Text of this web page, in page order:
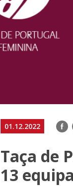
01.12.2022
Taça de
13